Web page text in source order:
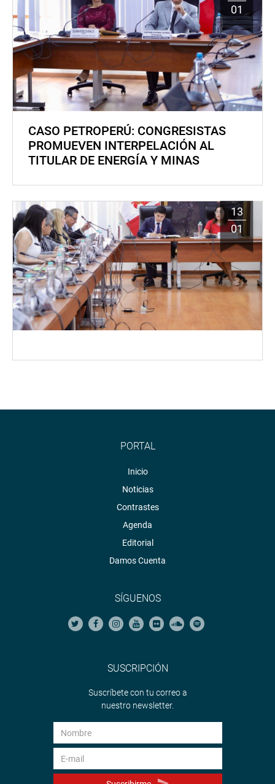
01
CASO PETROPERÚ: CONGRESISTAS
PROMUEVEN INTERPELACIÓN AL
TITULAR DE ENERGÍA Y MINAS
13
01
PORTAL
Inicio
Noticias
Contrastes
Agenda
Editorial
Damos Cuenta
SÍGUENOS
SUSCRIPCIÓN
Suscríbete con tu correo a
nuestro newsletter.